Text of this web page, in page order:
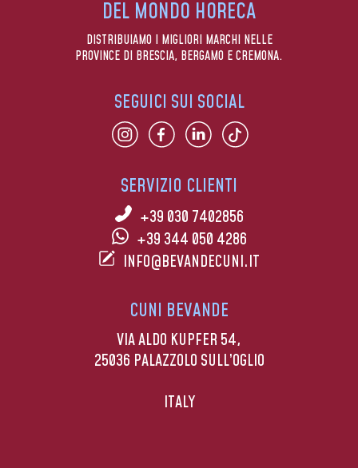
DEL MONDO HORECA
DISTRIBUIAMO I MIGLIORI MARCHI NELLE
PROVINCE DI BRESCIA, BERGAMO E CREMONA.
SERVIZIO CLIENTI
+39 030 7402856
+39 344 050 4286
INFO@BEVANDECUNI.IT
CUNI BEVANDE
VIA ALDO KUPFER 54,
25036 PALAZZOLO SULL’OGLIO
ITALY
SEGUICI SUI SOCIAL